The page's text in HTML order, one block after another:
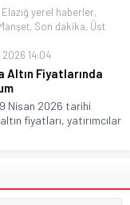
Elazığ yerel haberler,
, Son dakika, Üst
2026 14:04
Altın Fiyatlarında
9 Nisan 2026 tarihi
fiyatları, yatırımcılar